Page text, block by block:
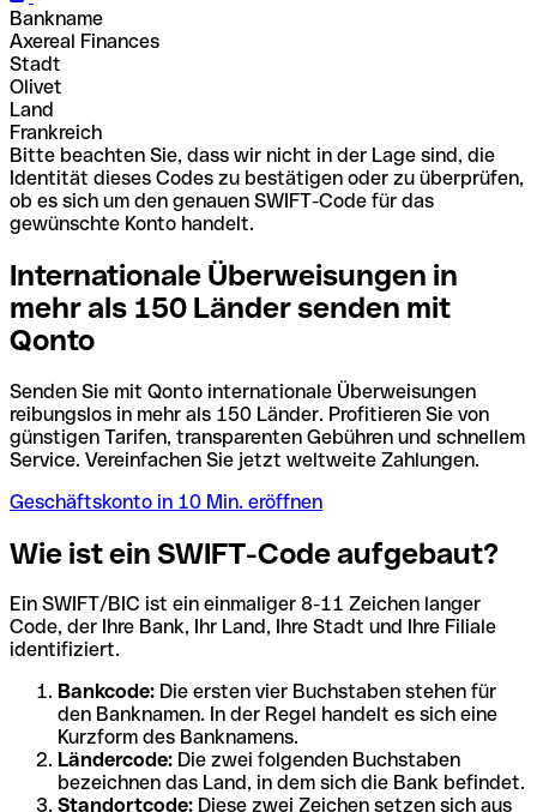
Bankname
Axereal Finances
Stadt
Olivet
Land
Frankreich
Bitte beachten Sie, dass wir nicht in der Lage sind, die
Identität dieses Codes zu bestätigen oder zu überprüfen,
ob es sich um den genauen SWIFT-Code für das
gewünschte Konto handelt.
Internationale Überweisungen in
mehr als 150 Länder senden mit
Qonto
Senden Sie mit Qonto internationale Überweisungen
reibungslos in mehr als 150 Länder. Profitieren Sie von
günstigen Tarifen, transparenten Gebühren und schnellem
Service. Vereinfachen Sie jetzt weltweite Zahlungen.
Geschäftskonto in 10 Min. eröffnen
Wie ist ein SWIFT-Code aufgebaut?
Ein SWIFT/BIC ist ein einmaliger 8-11 Zeichen langer
Code, der Ihre Bank, Ihr Land, Ihre Stadt und Ihre Filiale
identifiziert.
Bankcode: Die ersten vier Buchstaben stehen für
den Banknamen. In der Regel handelt es sich eine
Kurzform des Banknamens.
Ländercode: Die zwei folgenden Buchstaben
bezeichnen das Land, in dem sich die Bank befindet.
Standortcode: Diese zwei Zeichen setzen sich aus